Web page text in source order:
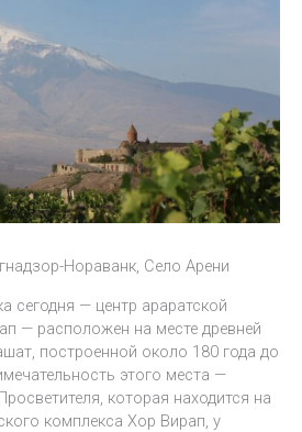
Нораванк, Село Арени
сегодня — центр араратской
— расположен на месте древней
построенной около 180 года до
этого места —
которая находится на
комплекса Хор Вирап, у